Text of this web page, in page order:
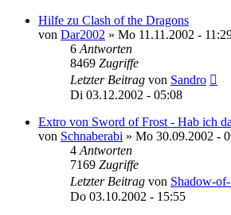
Hilfe zu Clash of the Dragons
von Dar2002 » Mo 11.11.2002 -
6 Antworten
8469 Zugriffe
Letzter Beitrag von Sandro
Di 03.12.2002 - 05:08
Extro von Sword of Frost - Hab ich
von Schnaberabi » Mo 30.09.2002 -
4 Antworten
7169 Zugriffe
Letzter Beitrag von Shadow-
Do 03.10.2002 - 15:55